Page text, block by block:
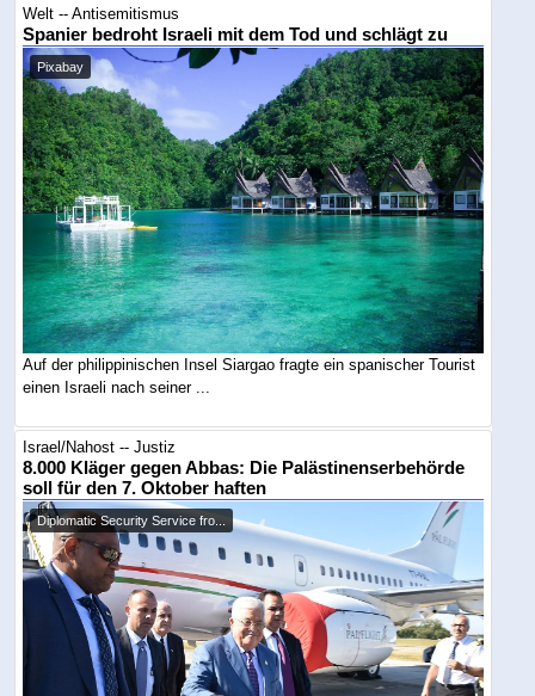
Welt -- Antisemitismus
Spanier bedroht Israeli mit dem Tod und schlägt zu
Pixabay
Auf der philippinischen Insel Siargao fragte ein spanischer Tourist
einen Israeli nach seiner ...
Israel/Nahost -- Justiz
8.000 Kläger gegen Abbas: Die Palästinenserbehörde
soll für den 7. Oktober haften
Diplomatic Security Service fro...